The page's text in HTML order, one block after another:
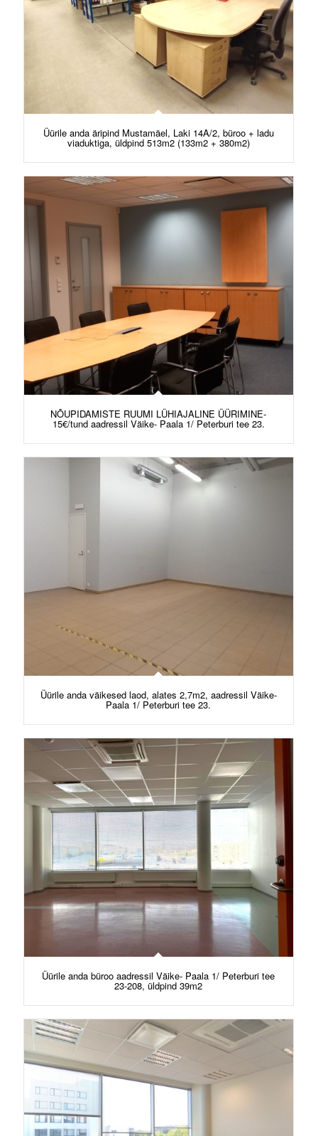
Üürile anda äripind Mustamäel, Laki 14A/2, büroo + ladu
viaduktiga, üldpind 513m2 (133m2 + 380m2)
NÕUPIDAMISTE RUUMI LÜHIAJALINE ÜÜRIMINE-
15€/tund aadressil Väike- Paala 1/ Peterburi tee 23.
Üürile anda väikesed laod, alates 2,7m2, aadressil Väike-
Paala 1/ Peterburi tee 23.
Üürile anda büroo aadressil Väike- Paala 1/ Peterburi tee
23-208, üldpind 39m2